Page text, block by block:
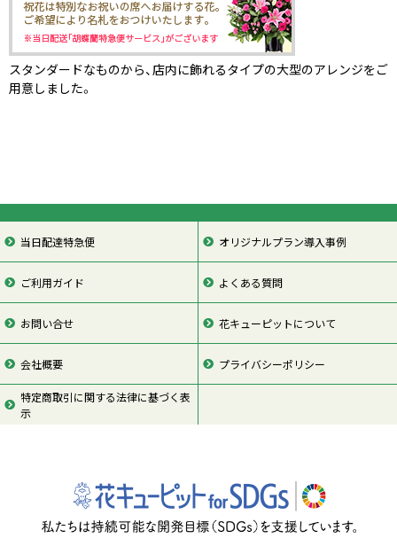
スタンダードなものから、店内に飾れるタイプの大型のアレンジをご
用意しました。
当日配達特急便 オリジナルプラン導入事例
ご利用ガイド よくある質問
お問い合せ 花キューピットについて
会社概要 プライバシーポリシー
特定商取引に関する法律に基づく表
示
ページの先頭